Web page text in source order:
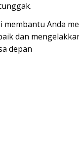
membantu Anda
dan
depan